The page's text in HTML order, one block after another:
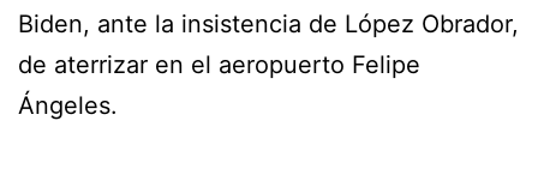
Biden, ante la insistencia de López Obrador,
de aterrizar en el aeropuerto Felipe
Ángeles.